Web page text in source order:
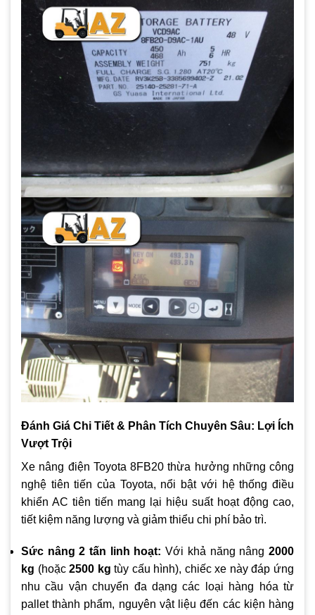
Đánh Giá Chi Tiết & Phân Tích Chuyên Sâu: Lợi Ích
Vượt Trội
Xe nâng điện Toyota 8FB20 thừa hưởng những công
nghệ tiên tiến của Toyota, nổi bật với hệ thống điều
khiển AC tiên tiến mang lại hiệu suất hoạt động cao,
tiết kiệm năng lượng và giảm thiểu chi phí bảo trì.
Sức nâng 2 tấn linh hoạt: Với khả năng nâng 2000
kg (hoặc2500 kg tùy cấu hình), chiếc xe này đáp ứng
nhu cầu vận chuyển đa dạng các loại hàng hóa từ
pallet thành phẩm, nguyên vật liệu đến các kiện hàng